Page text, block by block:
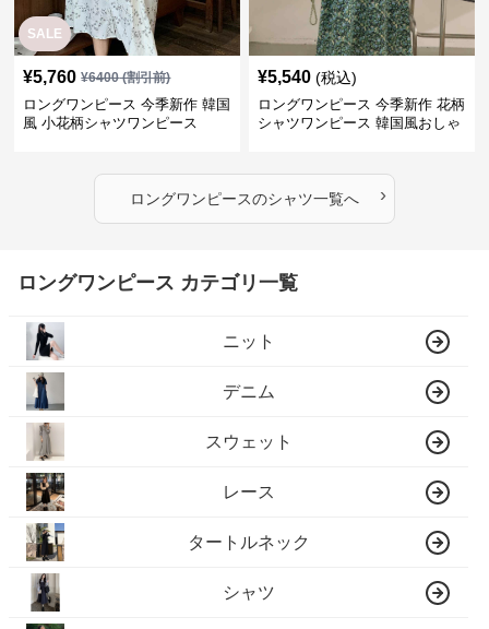
SALE
¥5,760 ¥6400(割引前)
ロングワンピース 今季新作 韓国
風 小花柄シャツワンピース
¥5,540 (税込)
ロングワンピース 今季新作 花柄
シャツワンピース 韓国風おしゃ
ロングワンピースのシャツ一覧へ ›
ロングワンピース カテゴリ一覧
ニット
デニム
スウェット
レース
タートルネック
シャツ